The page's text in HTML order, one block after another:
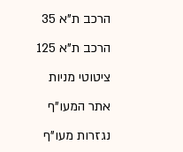
הרכב ת"א 35
הרכב ת"א 125
ציטוטי מניות
אתר המעו"ף
נגזרות מעו"ף